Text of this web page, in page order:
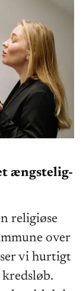
ængstelig-
religiøse
over
vi hurtigt